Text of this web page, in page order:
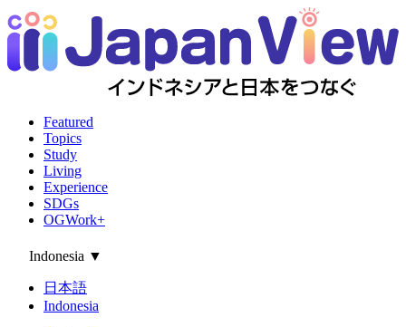
Featured
Topics
Study
Living
Experience
SDGs
OGWork+
Indonesia ▼
日本語
Indonesia